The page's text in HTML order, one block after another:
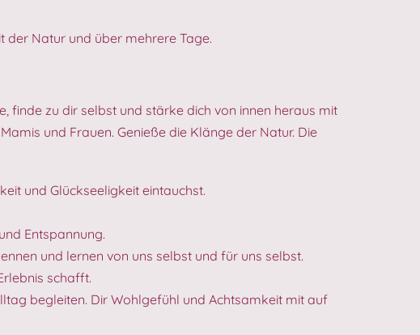
der Natur und über mehrere Tage.
finde zu dir selbst und stärke dich von innen heraus mit
und Frauen. Genieße die Klänge der Natur. Die
und Glückseeligkeit eintauchst.
Entspannung.
und lernen von uns selbst und für uns selbst.
schafft.
begleiten. Dir Wohlgefühl und Achtsamkeit mit auf